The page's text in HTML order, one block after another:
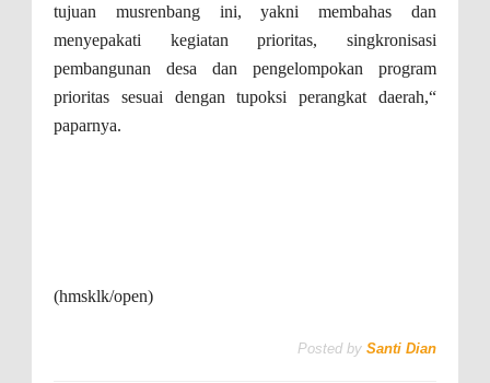
tujuan musrenbang ini, yakni membahas dan
menyepakati kegiatan prioritas, singkronisasi
pembangunan desa dan pengelompokan program
prioritas sesuai dengan tupoksi perangkat daerah,“
paparnya.
(hmsklk/open)
Posted by Santi Dian